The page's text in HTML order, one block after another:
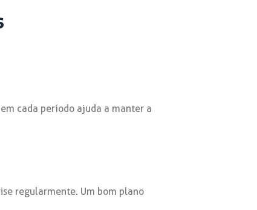
cada período ajuda a manter a
regularmente. Um bom plano